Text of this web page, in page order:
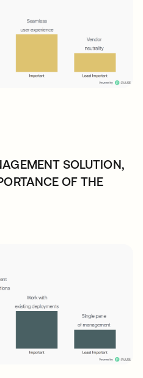
SOLUTION,
OF THE